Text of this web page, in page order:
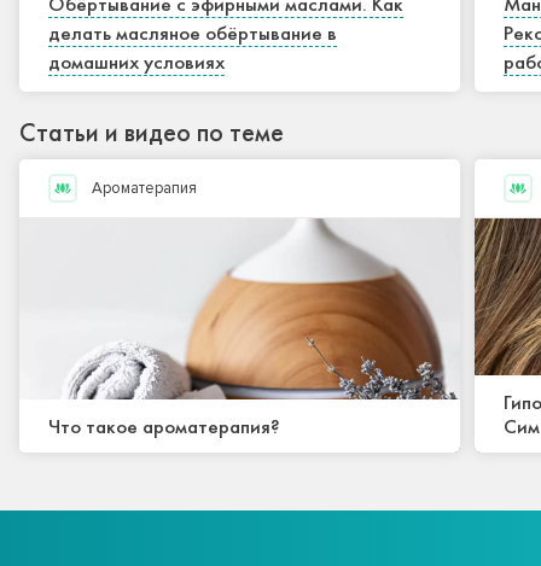
делать масляное обёртывание в
домашних условиях
Статьи и видео по теме
Ароматерапия
Что такое ароматерапия?